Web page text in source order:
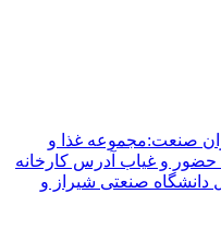
صنعت:مجموعه غذا و
و غیاب​ آدرس کارخانه
دانشگاه صنعتی شیراز و